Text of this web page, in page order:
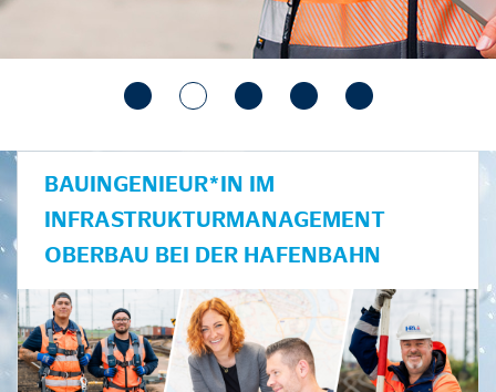
BAUINGENIEUR*IN IM
INFRASTRUKTURMANAGEMENT
OBERBAU BEI DER HAFENBAHN